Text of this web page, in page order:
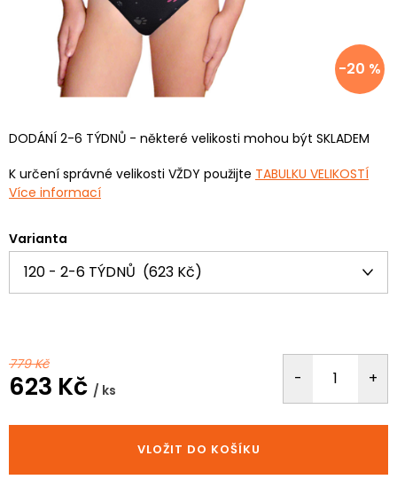
-20 %
DODÁNÍ 2-6 TÝDNŮ - některé velikosti mohou být SKLADEM
K určení správné velikosti VŽDY použijte TABULKU VELIKOSTÍ
Více informací
Varianta
779 Kč
623 Kč / ks
cena:
VLOŽIT DO KOŠÍKU